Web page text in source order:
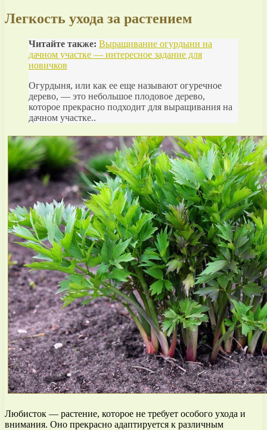
Легкость ухода за растением
Читайте также: Выращивание огурдыни на
дачном участке — интересное задание для
новичков
Огурдыня, или как ее еще называют огуречное
дерево, — это небольшое плодовое дерево,
которое прекрасно подходит для выращивания на
дачном участке..
Любисток — растение, которое не требует особого ухода и
внимания. Оно прекрасно адаптируется к различным